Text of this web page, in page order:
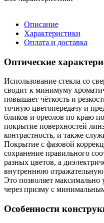
Описание
Характеристики
Оплата и доставка
Оптические
Использование стекла со
сводит к минимуму
повышает чёткость и
точную цветопередачу и
бликов и ореолов по краю
покрытие поверхностей
контрастность, и также
Покрытие с фазовой
сохранение правильного
разных цветов, а
внутреннюю отражательную
Это позволяет максимально
через призму с
Особенности